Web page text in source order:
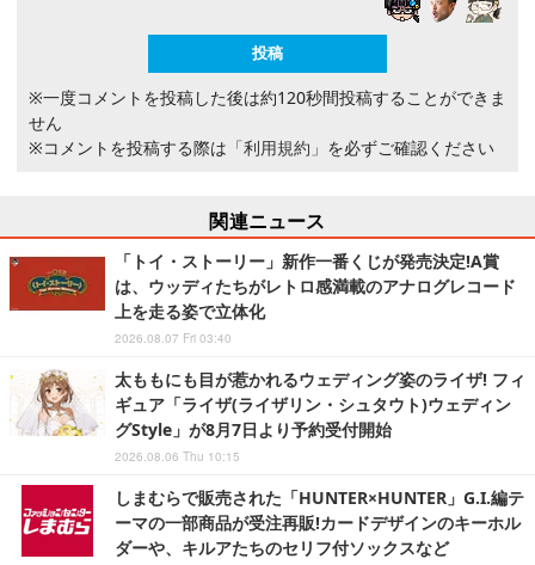
※一度コメントを投稿した後は約120秒間投稿することができま
せん
※コメントを投稿する際は 「利用規約」 を必ずご確認ください
関連ニュース
「トイ・ストーリー」新作一番くじが発売決定!A賞
は、ウッディたちがレトロ感満載のアナログレコード
上を走る姿で立体化
2026.08.07 Fri 03:40
太ももにも目が惹かれるウェディング姿のライザ! フィ
ギュア「ライザ(ライザリン・シュタウト)ウェディン
グStyle」が8月7日より予約受付開始
2026.08.06 Thu 10:15
しまむらで販売された「HUNTER×HUNTER」G.I.編テ
ーマの一部商品が受注再販!カードデザインのキーホル
ダーや、キルアたちのセリフ付ソックスなど